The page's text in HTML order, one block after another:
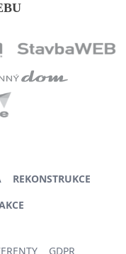
REKONSTRUKCE
GDPR